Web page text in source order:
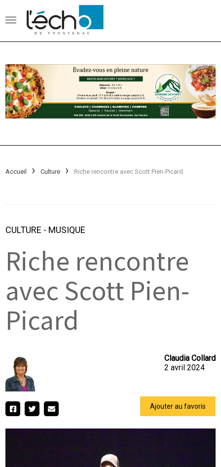
Accueil Culture Riche rencontre avec Scott Pien-Picard
CULTURE - MUSIQUE
Riche rencontre
avec Scott Pien-
Picard
Claudia Collard
2 avril 2024
Ajouter au favoris